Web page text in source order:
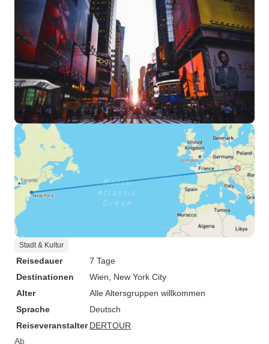
Stadt & Kultur
Reisedauer
7 Tage
Destinationen
Wien , New York City
Alter
Alle Altersgruppen willkommen
Sprache
Deutsch
Reiseveranstalter DERTOUR
Ab